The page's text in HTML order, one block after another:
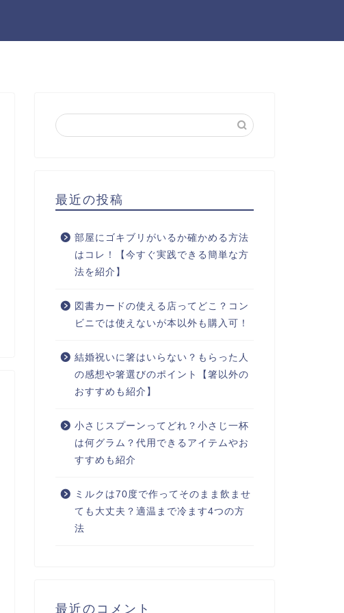
最近の投稿
部屋にゴキブリがいるか確かめる方法
はコレ！【今すぐ実践できる簡単な方
法を紹介】
図書カードの使える店ってどこ？コン
ビニでは使えないが本以外も購入可！
結婚祝いに箸はいらない？もらった人
の感想や箸選びのポイント【箸以外の
おすすめも紹介】
小さじスプーンってどれ？小さじ一杯
は何グラム？代用できるアイテムやお
すすめも紹介
ミルクは70度で作ってそのまま飲ませ
ても大丈夫？適温まで冷ます4つの方
法
最近のコメント